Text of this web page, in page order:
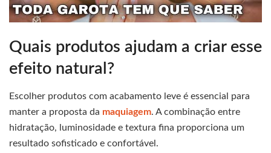
Quais produtos ajudam a criar esse
efeito natural?
Escolher produtos com acabamento leve é essencial para
manter a proposta da maquiagem. A combinação entre
hidratação, luminosidade e textura fina proporciona um
resultado sofisticado e confortável.